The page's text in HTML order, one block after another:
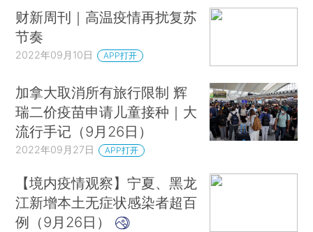
财新周刊｜高温疫情再扰复苏
节奏
2022年09月10日 APP打开
加拿大取消所有旅行限制 辉
瑞二价疫苗申请儿童接种｜大
流行手记（9月26日）
2022年09月27日 APP打开
【境内疫情观察】宁夏、黑龙
江新增本土无症状感染者超百
例（9月26日）